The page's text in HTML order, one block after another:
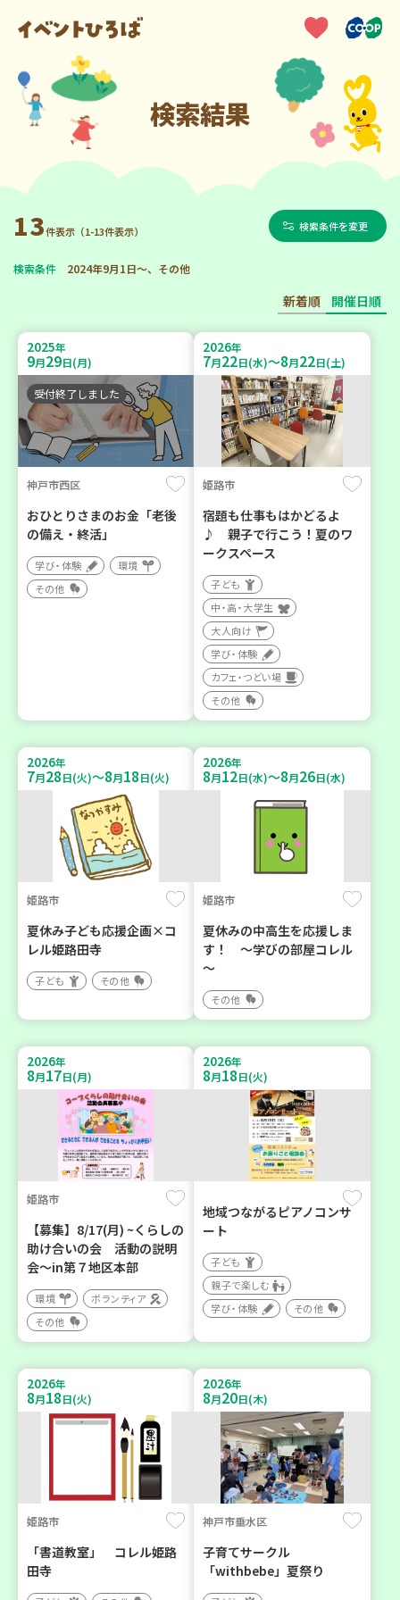
検索結果
13件表示（1-13件表示） 検索条件を変更
検索条件 2024年9月1日～、その他
新着順 開催日順
2025年
9月29日(月)
受付終了しました
神戸市西区
おひとりさまのお金「老後
の備え・終活」
学び・体験
環境
その他
2026年
7月22日(水)～8月22日(土)
姫路市
宿題も仕事もはかどるよ
♪ 親子で行こう！夏のワ
ークスペース
子ども
中・高・大学生
大人向け
学び・体験
カフェ・つどい場
その他
2026年
7月28日(火)～8月18日(火)
姫路市
夏休み子ども応援企画×コ
レル姫路田寺
子ども その他
2026年
8月12日(水)～8月26日(水)
姫路市
夏休みの中高生を応援しま
す！ ～学びの部屋コレル
～
その他
2026年
8月17日(月)
姫路市
【募集】8/17(月) ~くらしの
助け合いの会 活動の説明
会～in第７地区本部
環境
ボランティア
その他
2026年
8月18日(火)
地域つながるピアノコンサ
ート
子ども
親子で楽しむ
学び・体験
その他
2026年
8月18日(火)
姫路市
「書道教室」 コレル姫路
田寺
2026年
8月20日(木)
神戸市垂水区
子育てサークル
「withbebe」夏祭り